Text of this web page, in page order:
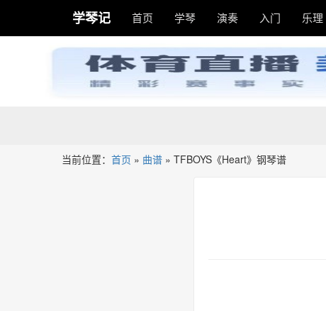
学琴记 首页 学琴 演奏 入门 乐理
当前位置： 首页 » 曲谱 » TFBOYS《Heart》钢琴谱